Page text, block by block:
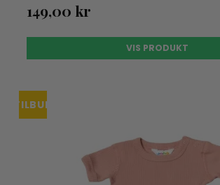
149,00 kr
VIS PRODUKT
TILBUD